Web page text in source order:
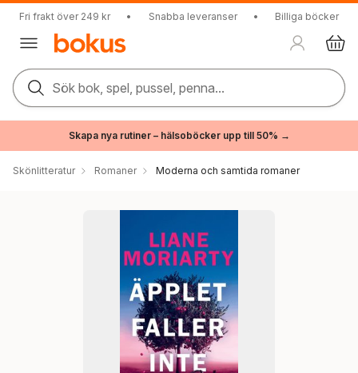
Fri frakt över 249 kr • Snabba leveranser • Billiga böcker
Sök bok, spel, pussel, penna...
Skapa nya rutiner – hälsoböcker upp till 50% →
Skönlitteratur Romaner Moderna och samtida romaner